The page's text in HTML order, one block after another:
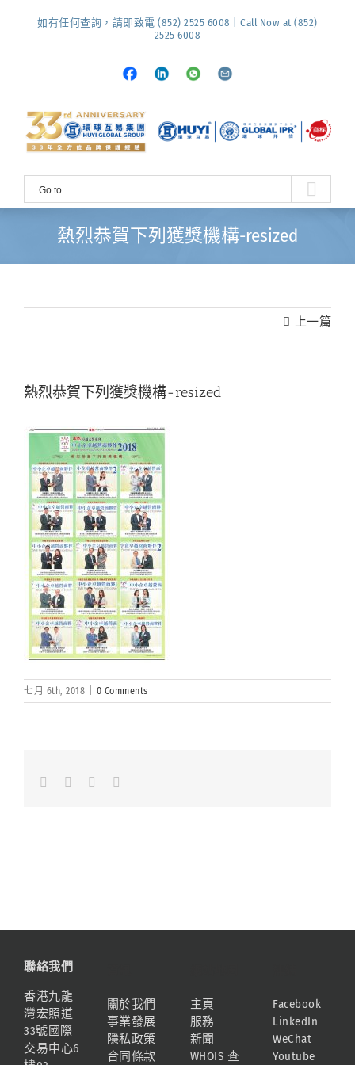
如有任何查詢，請即致電 (852) 2525 6008 | Call Now at (852)
2525 6008
Facebook
LinkedInWhatsapp
Email
Go to...
熱烈恭賀下列獲獎機構-resized
上一篇
熱烈恭賀下列獲獎機構-resized
七月 6th, 2018 0 Comments
FacebookLinkedInWhatsapp
聯絡我們
香港九龍
灣宏照道
33號國際
交易中心6
關於我們
事業發展
隱私政策
合同條款
主頁
服務
新聞
WHOIS 查
Facebook
LinkedIn
WeChat
Youtube